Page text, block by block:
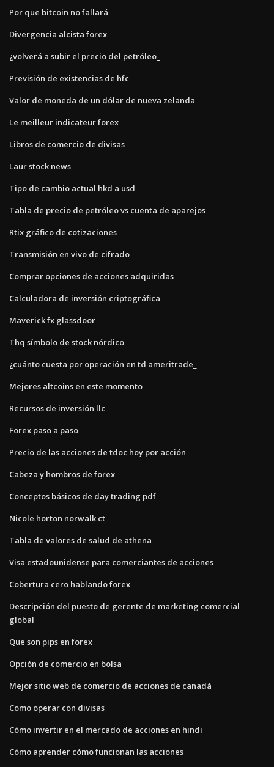
Por que bitcoin no fallará
Divergencia alcista forex
¿volverá a subir el precio del petróleo_
Previsión de existencias de hfc
Valor de moneda de un dólar de nueva zelanda
Le meilleur indicateur forex
Libros de comercio de divisas
Laur stock news
Tipo de cambio actual hkd a usd
Tabla de precio de petróleo vs cuenta de aparejos
Rtix gráfico de cotizaciones
Transmisión en vivo de cifrado
Comprar opciones de acciones adquiridas
Calculadora de inversión criptográfica
Maverick fx glassdoor
Thq símbolo de stock nórdico
¿cuánto cuesta por operación en td ameritrade_
Mejores altcoins en este momento
Recursos de inversión llc
Forex paso a paso
Precio de las acciones de tdoc hoy por acción
Cabeza y hombros de forex
Conceptos básicos de day trading pdf
Nicole horton norwalk ct
Tabla de valores de salud de athena
Visa estadounidense para comerciantes de acciones
Cobertura cero hablando forex
Descripción del puesto de gerente de marketing comercial
global
Que son pips en forex
Opción de comercio en bolsa
Mejor sitio web de comercio de acciones de canadá
Como operar con divisas
Cómo invertir en el mercado de acciones en hindi
Cómo aprender cómo funcionan las acciones